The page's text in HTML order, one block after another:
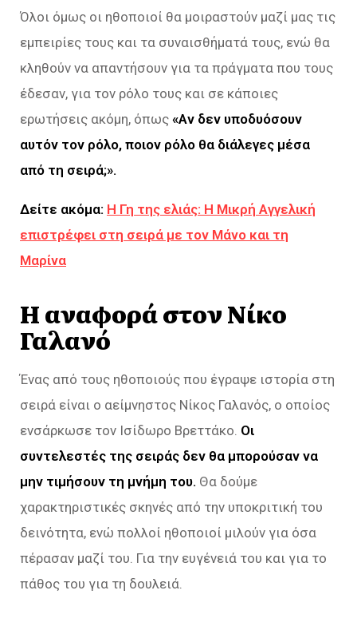
Όλοι όμως οι ηθοποιοί θα μοιραστούν μαζί μας τις
εμπειρίες τους και τα συναισθήματά τους, ενώ θα
κληθούν να απαντήσουν για τα πράγματα που τους
έδεσαν, για τον ρόλο τους και σε κάποιες
ερωτήσεις ακόμη, όπως «Αν δεν υποδυόσουν
αυτόν τον ρόλο, ποιον ρόλο θα διάλεγες μέσα
από τη σειρά;».
Δείτε ακόμα: Η Γη της ελιάς: Η Μικρή Αγγελική
επιστρέφει στη σειρά με τον Μάνο και τη
Μαρίνα
Η αναφορά στον Νίκο
Γαλανό
Ένας από τους ηθοποιούς που έγραψε ιστορία στη
σειρά είναι ο αείμνηστος Νίκος Γαλανός, ο οποίος
ενσάρκωσε τον Ισίδωρο Βρεττάκο. Οι
συντελεστές της σειράς δεν θα μπορούσαν να
μην τιμήσουν τη μνήμη του. Θα δούμε
χαρακτηριστικές σκηνές από την υποκριτική του
δεινότητα, ενώ πολλοί ηθοποιοί μιλούν για όσα
πέρασαν μαζί του. Για την ευγένειά του και για το
πάθος του για τη δουλειά.